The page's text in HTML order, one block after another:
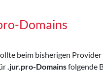
Domains
beim bisherigen
.jur.pro-Domainsfolgende